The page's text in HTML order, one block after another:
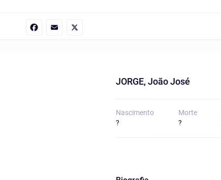
JORGE, João José
Nascimento
?
Morte
?